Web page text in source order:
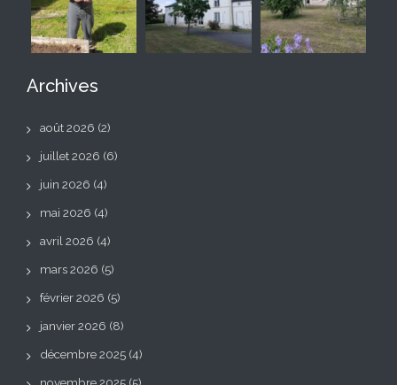
Archives
août 2026 (2)
juillet 2026 (6)
juin 2026 (4)
mai 2026 (4)
avril 2026 (4)
mars 2026 (5)
février 2026 (5)
janvier 2026 (8)
décembre 2025 (4)